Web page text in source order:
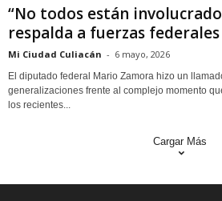
“No todos están
respalda a fuerzas federales
Mi Ciudad Culiacán - 6 mayo, 2026
El diputado federal Mario Zamora hizo un
generalizaciones frente al complejo momento
los recientes...
Cargar Más